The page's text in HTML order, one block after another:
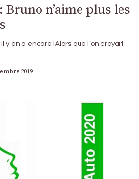
Bruno n’aime plus les
il y en a encore !Alors que l’on croyait
2019